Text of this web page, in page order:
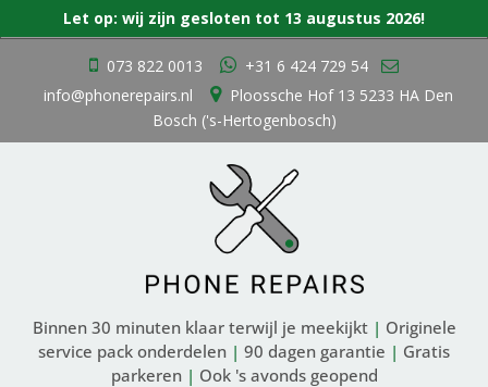
073 822 0013
+31 6 424 729 54
info@phonerepairs.nl
Ploossche Hof 13 5233 HA Den
Bosch ('s-Hertogenbosch)
Binnen 30 minuten klaar terwijl je meekijkt | Originele
service pack onderdelen | 90 dagen garantie | Gratis
parkeren| Ook 's avonds geopend
Let op: wij zijn gesloten tot 13 augustus 2026!